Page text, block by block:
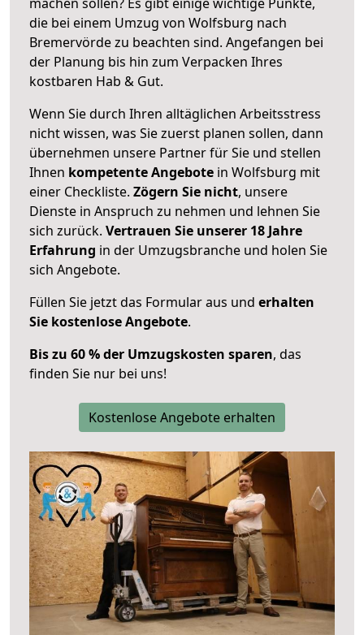
die bei einem Umzug von Wolfsburg nach
Bremervörde zu beachten sind. Angefangen bei
der Planung bis hin zum Verpacken Ihres
kostbaren Hab & Gut.
Wenn Sie durch Ihren alltäglichen Arbeitsstress
nicht wissen, was Sie zuerst planen sollen, dann
übernehmen unsere Partner für Sie und stellen
Ihnen kompetente Angebote in Wolfsburg mit
einer Checkliste. Zögern Sie nicht, unsere
Dienste in Anspruch zu nehmen und lehnen Sie
sich zurück. Vertrauen Sie unserer 18 Jahre
Erfahrung in der Umzugsbranche und holen Sie
sich Angebote.
Füllen Sie jetzt das Formular aus und erhalten
Sie kostenlose Angebote.
Bis zu 60 % der Umzugskosten sparen, das
finden Sie nur bei uns!
Kostenlose Angebote erhalten